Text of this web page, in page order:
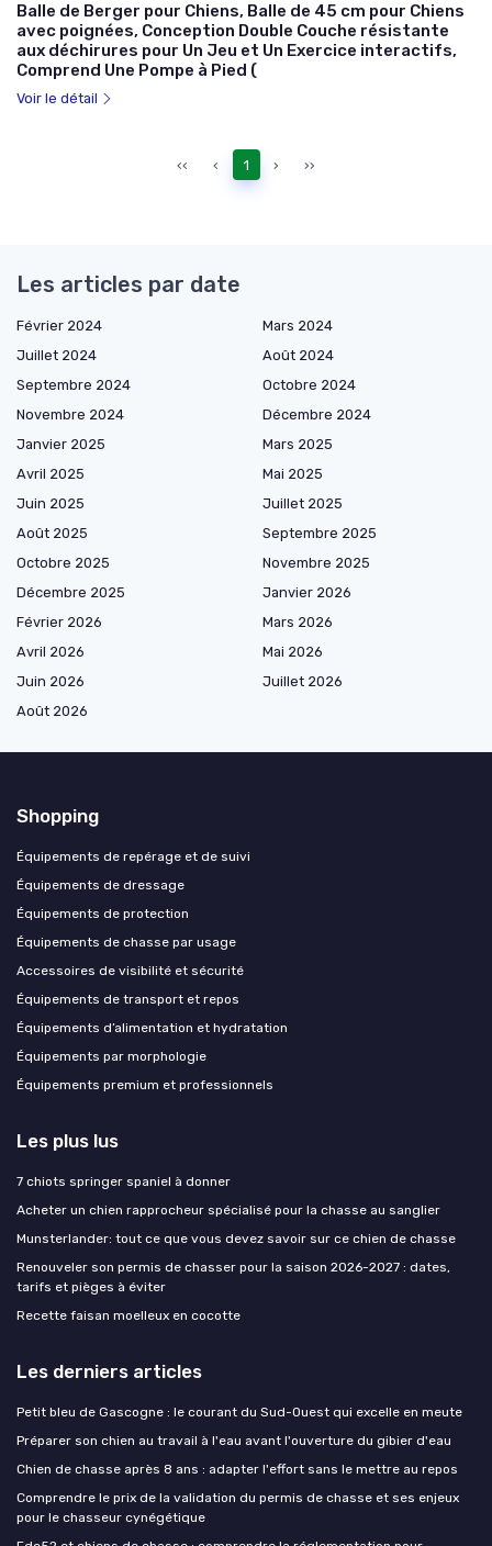
Balle de Berger pour Chiens, Balle de 45 cm pour Chiens
avec poignées, Conception Double Couche résistante
aux déchirures pour Un Jeu et Un Exercice interactifs,
Comprend Une Pompe à Pied (
Voir le détail
‹‹ ‹ 1 › ››
Les articles par date
Février 2024
Mars 2024
Juillet 2024
Août 2024
Septembre 2024
Octobre 2024
Novembre 2024
Décembre 2024
Janvier 2025
Mars 2025
Avril 2025
Mai 2025
Juin 2025
Juillet 2025
Août 2025
Septembre 2025
Octobre 2025
Novembre 2025
Décembre 2025
Janvier 2026
Février 2026
Mars 2026
Avril 2026
Mai 2026
Juin 2026
Juillet 2026
Août 2026
Shopping
Équipements de repérage et de suivi
Équipements de dressage
Équipements de protection
Équipements de chasse par usage
Accessoires de visibilité et sécurité
Équipements de transport et repos
Équipements d’alimentation et hydratation
Équipements par morphologie
Équipements premium et professionnels
Les plus lus
7 chiots springer spaniel à donner
Acheter un chien rapprocheur spécialisé pour la chasse au sanglier
Munsterlander: tout ce que vous devez savoir sur ce chien de chasse
Renouveler son permis de chasser pour la saison 2026-2027 : dates,
tarifs et pièges à éviter
Recette faisan moelleux en cocotte
Les derniers articles
Petit bleu de Gascogne : le courant du Sud-Ouest qui excelle en meute
Préparer son chien au travail à l'eau avant l'ouverture du gibier d'eau
Chien de chasse après 8 ans : adapter l'effort sans le mettre au repos
Comprendre le prix de la validation du permis de chasse et ses enjeux
pour le chasseur cynégétique